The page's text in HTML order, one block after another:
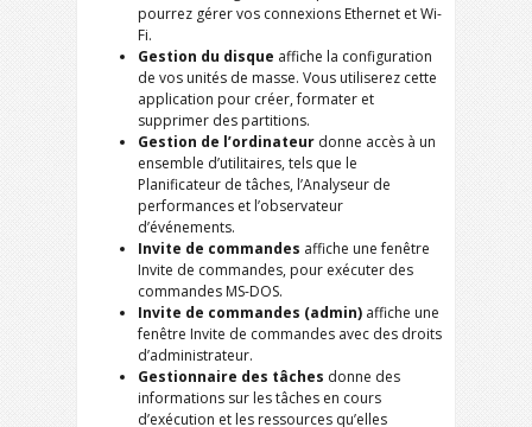
pourrez gérer vos connexions Ethernet et Wi-
Fi.
Gestion du disque affiche la configuration
de vos unités de masse. Vous utiliserez cette
application pour créer, formater et
supprimer des partitions.
Gestion de l’ordinateur donne accès à un
ensemble d’utilitaires, tels que le
Planificateur de tâches, l’Analyseur de
performances et l’observateur
d’événements.
Invite de commandes affiche une fenêtre
Invite de commandes, pour exécuter des
commandes MS-DOS.
Invite de commandes (admin) affiche une
fenêtre Invite de commandes avec des droits
d’administrateur.
Gestionnaire des tâches donne des
informations sur les tâches en cours
d’exécution et les ressources qu’elles